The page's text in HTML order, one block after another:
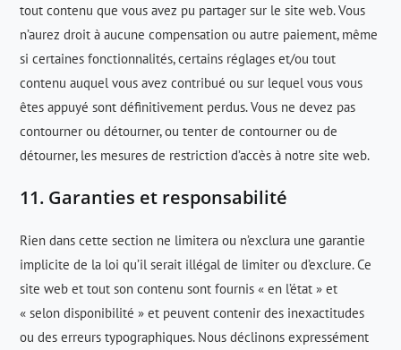
tout contenu que vous avez pu partager sur le site web. Vous
n’aurez droit à aucune compensation ou autre paiement, même
si certaines fonctionnalités, certains réglages et/ou tout
contenu auquel vous avez contribué ou sur lequel vous vous
êtes appuyé sont définitivement perdus. Vous ne devez pas
contourner ou détourner, ou tenter de contourner ou de
détourner, les mesures de restriction d’accès à notre site web.
11. Garanties et responsabilité
Rien dans cette section ne limitera ou n’exclura une garantie
implicite de la loi qu’il serait illégal de limiter ou d’exclure. Ce
site web et tout son contenu sont fournis « en l’état » et
« selon disponibilité » et peuvent contenir des inexactitudes
ou des erreurs typographiques. Nous déclinons expressément